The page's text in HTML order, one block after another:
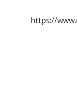
https://